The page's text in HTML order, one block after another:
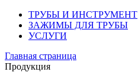
ТРУБЫ И ИНСТРУМЕНТ
ЗАЖИМЫ ДЛЯ ТРУБЫ
УСЛУГИ
Главная страница
Продукция